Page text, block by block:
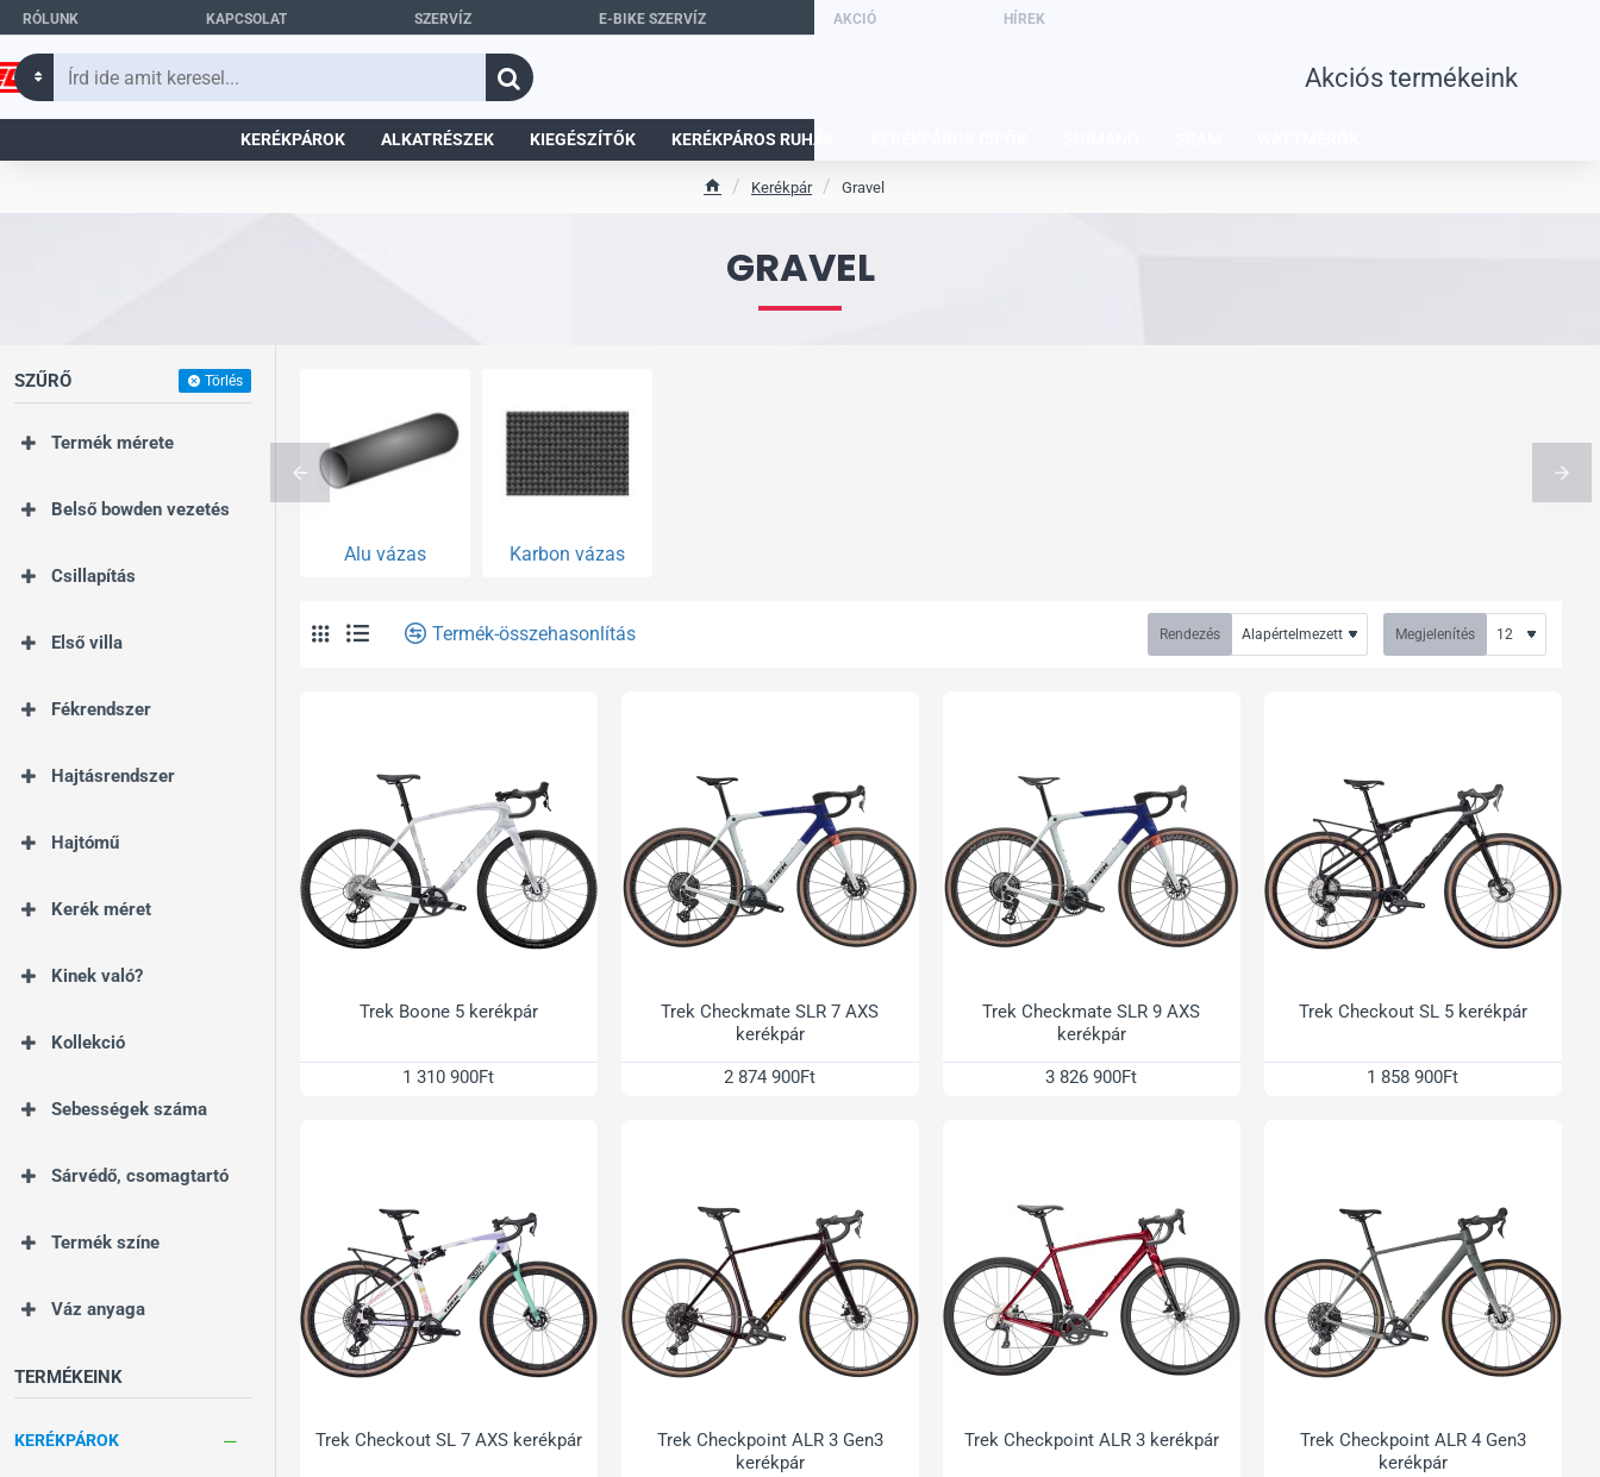
RÓLUNK KAPCSOLAT SZERVÍZ E-BIKE SZERVÍZ AKCIÓ HÍREK
Írd
Akciós termékeink
KERÉKPÁROK ALKATRÉSZEK KIEGÉSZÍTŐK KERÉKPÁROS RUHÁK
GRAVEL
Kerékpár Gravel
SZŰRŐ Törlés
Termék mérete
Belső bowden vezetés
Csillapítás
Első villa
Fékrendszer
Hajtásrendszer
Hajtómű
Kerék méret
Kinek való?
Kollekció
Sebességek száma
Sárvédő, csomagtartó
Termék színe
Váz anyaga
TERMÉKEINK
KERÉKPÁROK
Alu vázas Karbon vázas
Termék-összehasonlítás Rendezés Megjelenítés
Trek Boone 5 kerékpár
1 310 900Ft
Trek Checkmate SLR 7 AXS
kerékpár
2 874 900Ft
Trek Checkmate SLR 9 AXS
kerékpár
3 826 900Ft
Trek Checkout SL 5 kerékpár
1 858 900Ft
Trek Checkout SL 7 AXS kerékpár
Trek Checkpoint ALR 3 Gen3
kerékpár
Trek Checkpoint ALR 3 kerékpár
Trek Checkpoint ALR 4 Gen3
kerékpár